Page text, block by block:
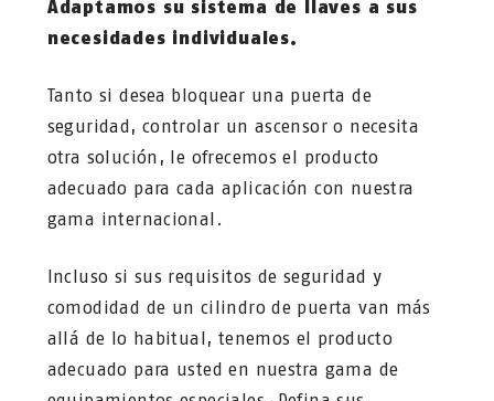
Adaptamos su sistema de llaves a sus
necesidades individuales.
Tanto si desea bloquear una puerta de
seguridad, controlar un ascensor o necesita
otra solución, le ofrecemos el producto
adecuado para cada aplicación con nuestra
gama internacional.
Incluso si sus requisitos de seguridad y
comodidad de un cilindro de puerta van más
allá de lo habitual, tenemos el producto
adecuado para usted en nuestra gama de